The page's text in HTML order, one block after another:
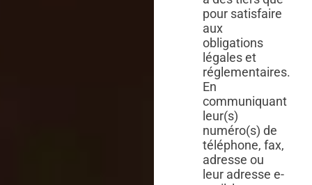
pour satisfaire
aux
obligations
légales et
réglementaires.
En
communiquant
leur(s)
numéro(s) de
téléphone, fax,
adresse ou
leur adresse e-